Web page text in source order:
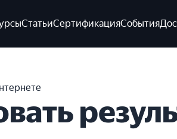
СтатьиСертификацияСобытия